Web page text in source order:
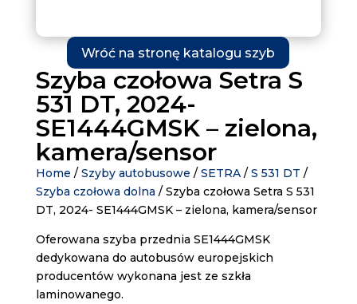
Wróć na stronę katalogu szyb
Szyba czołowa Setra S
531 DT, 2024-
SE1444GMSK – zielona,
kamera/sensor
Home / Szyby autobusowe / SETRA/ S 531 DT /
Szyba czołowa dolna / Szyba czołowa Setra S 531
DT, 2024- SE1444GMSK – zielona, kamera/sensor
Oferowana szyba przednia SE1444GMSK
dedykowana do autobusów europejskich
producentów wykonana jest ze szkła
laminowanego.